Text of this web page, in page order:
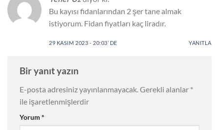
Bu kayısı fidanlarından 2 şer tane almak
istiyorum. Fidan fiyatları kaç liradır.
29 KASIM 2023 - 20:03’ DE YANITLA
Bir yanıt yazın
E-posta adresiniz yayınlanmayacak. Gerekli alanlar *
ile işaretlenmişlerdir
Yorum *